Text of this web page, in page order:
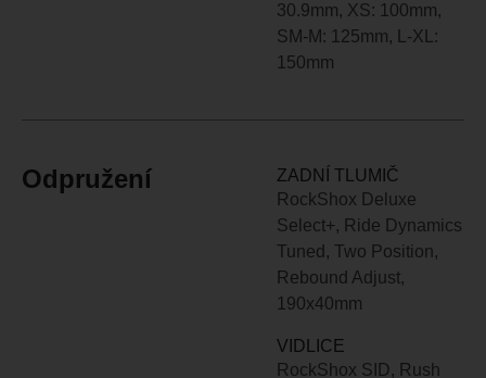
30.9mm, XS: 100mm,
SM-M: 125mm, L-XL:
150mm
Odpružení
ZADNÍ TLUMIČ
RockShox Deluxe
Select+, Ride Dynamics
Tuned, Two Position,
Rebound Adjust,
190x40mm
VIDLICE
RockShox SID, Rush